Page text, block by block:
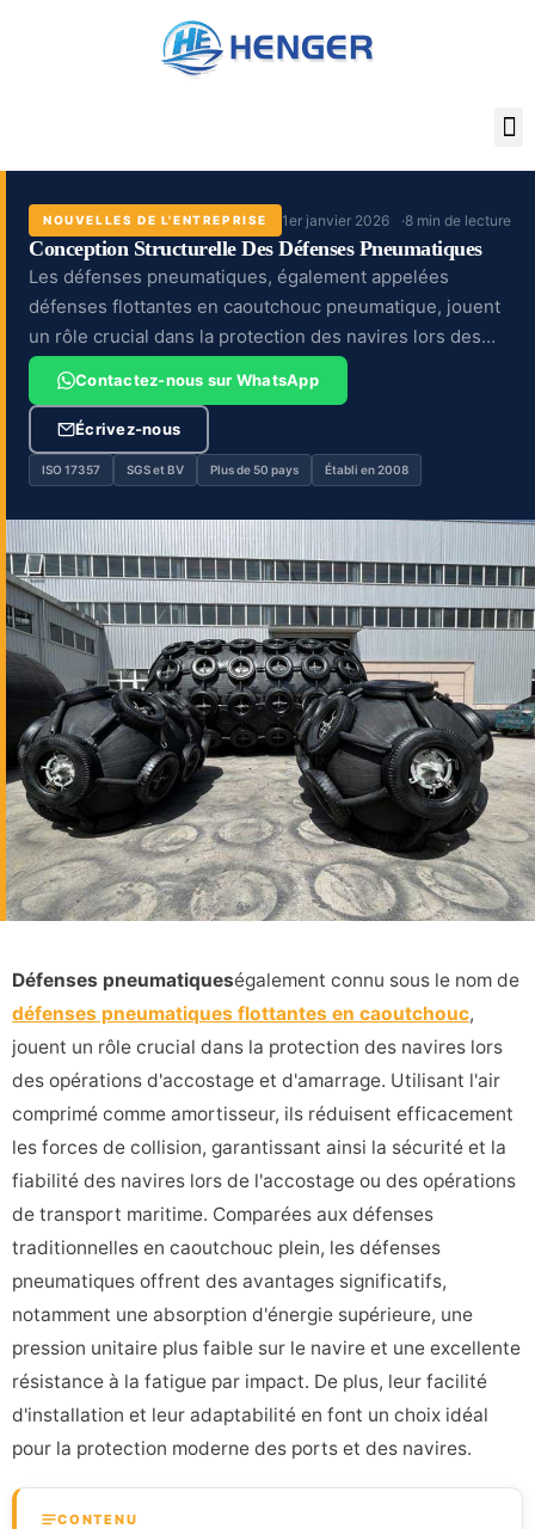
NOUVELLES DE L'ENTREPRISE 1er janvier 2026 8 min de lecture
Conception Structurelle Des Défenses Pneumatiques
Les défenses pneumatiques, également appelées
défenses flottantes en caoutchouc pneumatique, jouent
un rôle crucial dans la protection des navires lors des
opérations d'accostage et d'amarrage. Utilisant l'air
comprimé comme agent d'amortissement,...
Contactez-nous sur WhatsApp
Écrivez-nous
ISO 17357 SGS et BV Plus de 50 pays Établi en 2008
Défenses pneumatiqueségalement connu sous le nom de
défenses pneumatiques flottantes en caoutchouc,
jouent un rôle crucial dans la protection des navires lors
des opérations d'accostage et d'amarrage. Utilisant l'air
comprimé comme amortisseur, ils réduisent efficacement
les forces de collision, garantissant ainsi la sécurité et la
fiabilité des navires lors de l'accostage ou des opérations
de transport maritime. Comparées aux défenses
traditionnelles en caoutchouc plein, les défenses
pneumatiques offrent des avantages significatifs,
notamment une absorption d'énergie supérieure, une
pression unitaire plus faible sur le navire et une excellente
résistance à la fatigue par impact. De plus, leur facilité
d'installation et leur adaptabilité en font un choix idéal
pour la protection moderne des ports et des navires.
CONTENU